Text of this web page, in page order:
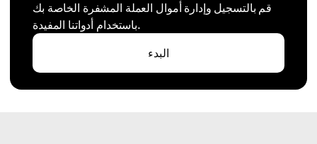
قم بالتسجيل وإدارة أموال العملة المشفرة الخاصة بك
باستخدام أدواتنا المفيدة.
البدء